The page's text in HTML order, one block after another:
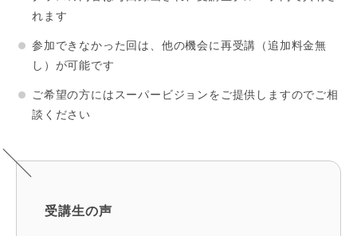
れます
参加できなかった回は、他の機会に再受講（追加料金無
し）が可能です
ご希望の方にはスーパービジョンをご提供しますのでご相
談ください
受講生の声